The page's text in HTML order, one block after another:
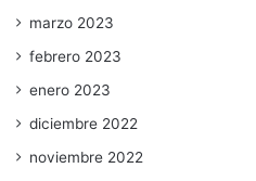
marzo 2023
febrero 2023
enero 2023
diciembre 2022
noviembre 2022